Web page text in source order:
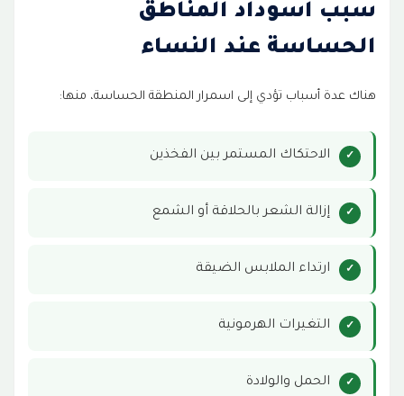
سبب اسوداد المناطق
الحساسة عند النساء
هناك عدة أسباب تؤدي إلى اسمرار المنطقة الحساسة، منها:
الاحتكاك المستمر بين الفخذين
إزالة الشعر بالحلاقة أو الشمع
ارتداء الملابس الضيقة
التغيرات الهرمونية
الحمل والولادة